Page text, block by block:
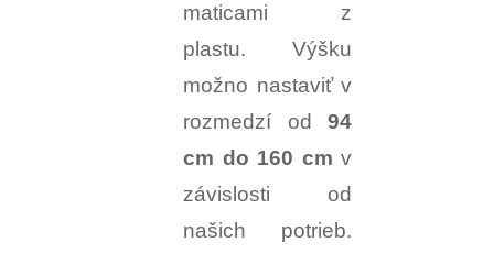
maticami z
plastu. Výšku
možno nastaviť v
rozmedzí od 94
cm do 160 cm v
závislosti od
našich potrieb.